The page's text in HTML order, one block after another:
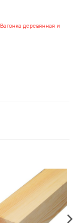
Вагонка деревянная и